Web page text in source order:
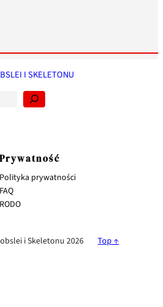
I SKELETONU
Prywatność
Polityka prywatności
FAQ
RODO
i Skeletonu 2026 Top ↑